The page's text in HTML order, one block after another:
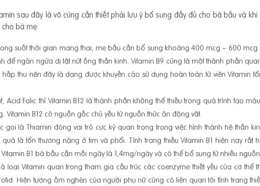
sau đây là vô cùng cần thiết phải lưu ý bổ sung đầy đủ cho bà bầu và
bà mẹ.
suốt thời gian mang thai, mẹ bầu cần bổ sung khoảng 400 mcg – 600
để ngăn ngừa dị tật nứt ống thần kinh. Vitamin B9 cũng là một thành phần
hấp thu nên đây là dạng được khuyến cáo sử dụng hoàn toàn từ viên Vitamin
Acid Folic thì Vitamin B12 là thành phần không thể thiếu trong quá trình tạo
Vitamin B12 có nguồn gốc chủ yếu từ nguồn thức ăn động vật.
gọi là Thiamin đóng vai trò cực kỳ quan trọng trong việc hình thành hệ thần
là tổn thương nặng ở tim và phổi. Tình trạng thiếu Vitamin B1 hiện nay
B1 bà bầu cần mỗi ngày là 1,4mg/ngày và có thể bổ sung từ nhiều
loại Vitamin quan trọng tham gia cấu trúc các coenzyme thiết yếu của cơ
Hiện tượng ốm nghén của người phụ nữ cũng có liên quan tới tình trạng